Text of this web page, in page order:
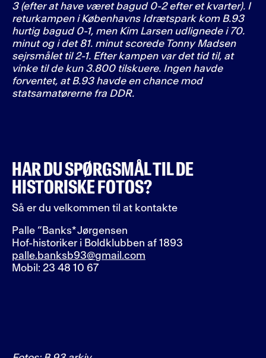
3 (efter at have været bagud 0-2 efter et kvarter). I
returkampen i Københavns Idrætspark kom B.93
hurtig bagud 0-1, men Kim Larsen udlignede i 70.
minut og i det 81. minut scorede Tonny Madsen
sejrsmålet til 2-1. Efter kampen var det tid til, at
vinke til de kun 3.800 tilskuere. Ingen havde
forventet, at B.93 havde en chance mod
statsamatørerne fra DDR.
HAR DU SPØRGSMÅL TIL DE
HISTORISKE FOTOS?
Så er du velkommen til at kontakte
Palle “Banks* Jørgensen
Hof-historiker i Boldklubben af 1893
palle.banksb93@gmail.com
Mobil: 23 48 10 67